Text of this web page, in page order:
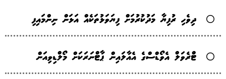
ދިވެހި ރުފިޔާ މަދުކުރުމަށް ފިޔަވަޅުތަކެއް އަޅަން ނިންމައިފި
ޓްރެވަލް އެވޯޑްސްގެ އެއާލައިން ޕާޓްނަރަކަށް މޯލްޑިވިއަން